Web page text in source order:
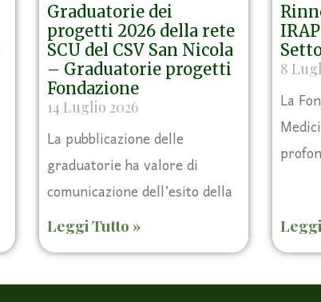
Graduatorie dei
progetti 2026 della rete
SCU del CSV San Nicola
– Graduatorie progetti
Fondazione
14 Luglio 2026
La pubblicazione delle
graduatorie ha valore di
comunicazione dell’esito della
Leggi Tutto »
8
La